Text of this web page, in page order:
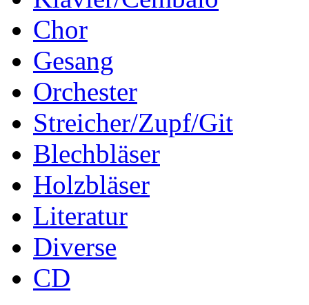
Chor
Gesang
Orchester
Streicher/Zupf/Git
Blechbläser
Holzbläser
Literatur
Diverse
CD